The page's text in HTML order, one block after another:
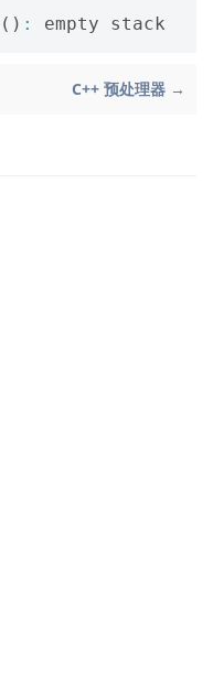
() : empty stack
C++ 预处理器 →